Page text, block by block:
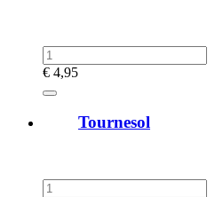
€ 4,95
Tournesol